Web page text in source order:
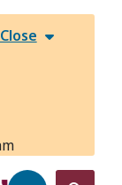
Close